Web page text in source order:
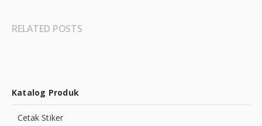
RELATED POSTS
Katalog Produk
Cetak Stiker